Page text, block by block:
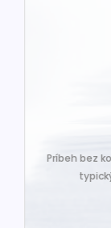
Príbeh bez